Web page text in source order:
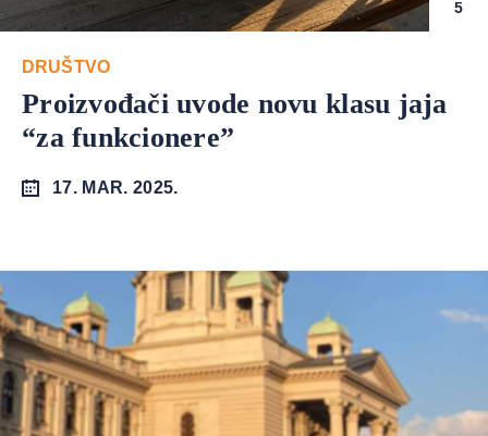
5
DRUŠTVO
Proizvođači uvode novu klasu jaja
“za funkcionere”
17. MAR. 2025.